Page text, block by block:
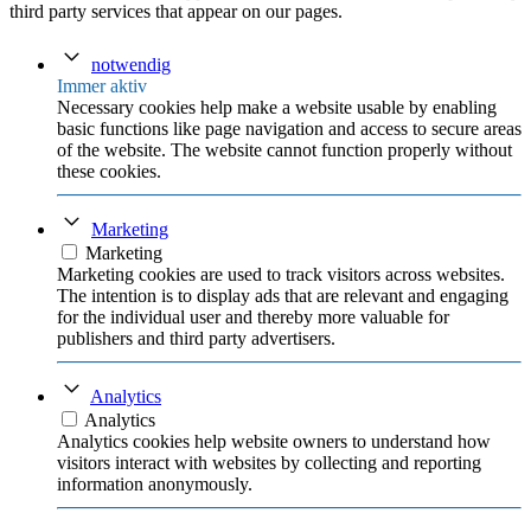
third party services that appear on our pages.
notwendig
Immer aktiv
Necessary cookies help make a website usable by enabling
basic functions like page navigation and access to secure areas
of the website. The website cannot function properly without
these cookies.
Marketing
Marketing
Marketing cookies are used to track visitors across websites.
The intention is to display ads that are relevant and engaging
for the individual user and thereby more valuable for
publishers and third party advertisers.
Analytics
Analytics
Analytics cookies help website owners to understand how
visitors interact with websites by collecting and reporting
information anonymously.